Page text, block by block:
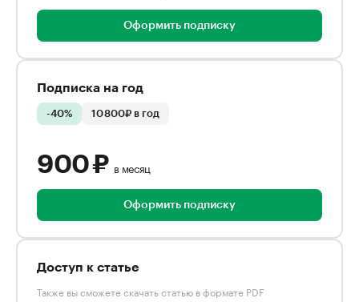
Оформить подписку
Подписка на год
-40% 10 800₽ в год
900 ₽ в месяц
Оформить подписку
Доступ к статье
Также вы сможете скачать статью в формате PDF